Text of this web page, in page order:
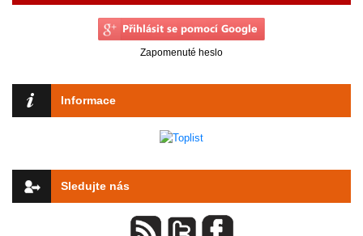
Zapomenuté heslo
Informace
Sledujte nás